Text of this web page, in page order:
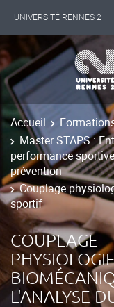
UNIVERSITÉ RENNES 2
INTERNATIONAL
LES NOUVELLES DE
Accueil
Master STAPS :
performance
prévention
Couplage
sportif
COUPLAGE
L'ANALYSE